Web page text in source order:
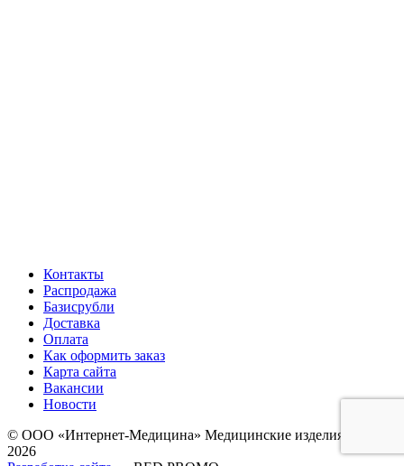
Контакты
Распродажа
Базисрубли
Доставка
Оплата
Как оформить заказ
Карта сайта
Вакансии
Новости
© ООО «Интернет-Медицина» Медицинские изделия, 2009-
2026